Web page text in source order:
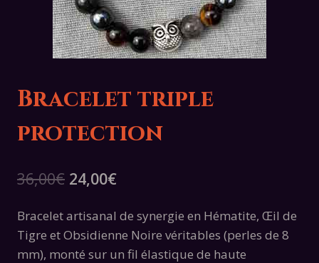
Bracelet triple
protection
36,00€ Le
initial
était :
24,00€Le
actuel
est :
Bracelet artisanal de synergie en Hématite, Œil de
Tigre et Obsidienne Noire véritables (perles de 8
mm), monté sur un fil élastique de haute